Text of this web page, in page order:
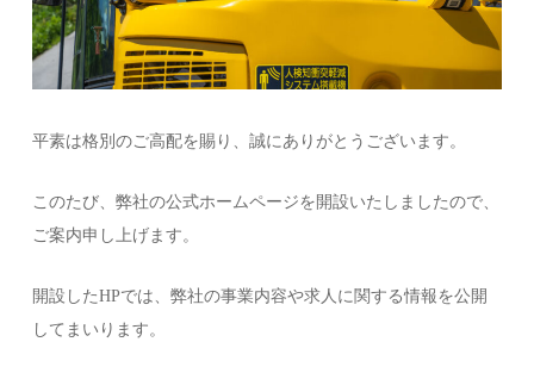
平素は格別のご高配を賜り、誠にありがとうございます。
このたび、弊社の公式ホームページを開設いたしましたので、
ご案内申し上げます。
開設したHPでは、弊社の事業内容や求人に関する情報を公開
してまいります。